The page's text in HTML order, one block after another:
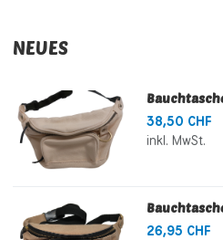
NEUES
38,50 CHF
inkl. MwSt.
26,95 CHF